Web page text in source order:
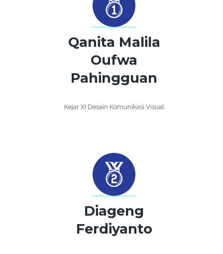
Qanita Malila
Oufwa
Pahingguan
Kejar XI Desain Komunikasi Visual
Diageng
Ferdiyanto